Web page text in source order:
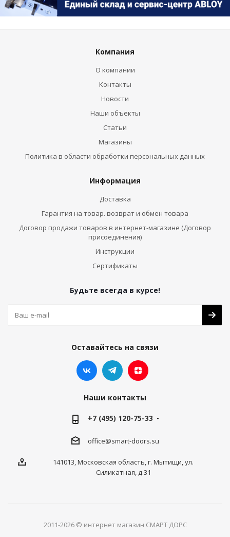
Компания
О компании
Контакты
Новости
Наши объекты
Статьи
Магазины
Политика в области обработки персональных данных
Информация
Доставка
Гарантия на товар. возврат и обмен товара
Договор продажи товаров в интернет-магазине (Договор
присоединения)
Инструкции
Сертификаты
Будьте всегда в курсе!
Оставайтесь на связи
Наши контакты
+7 (495) 120-75-33
office@smart-doors.su
141013, Московская область, г. Мытищи, ул.
Силикатная, д.31
2011-2026 © интернет магазин СМАРТ ДОРС